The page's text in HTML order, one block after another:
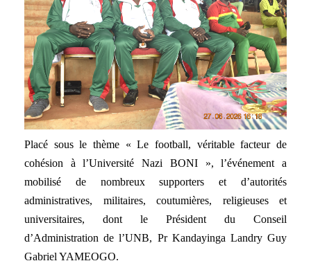
Placé sous le thème « Le football, véritable facteur de
cohésion à l’Université Nazi BONI », l’événement a
mobilisé de nombreux supporters et d’autorités
administratives, militaires, coutumières, religieuses et
universitaires, dont le Président du Conseil
d’Administration de l’UNB, Pr Kandayinga Landry Guy
Gabriel YAMEOGO.